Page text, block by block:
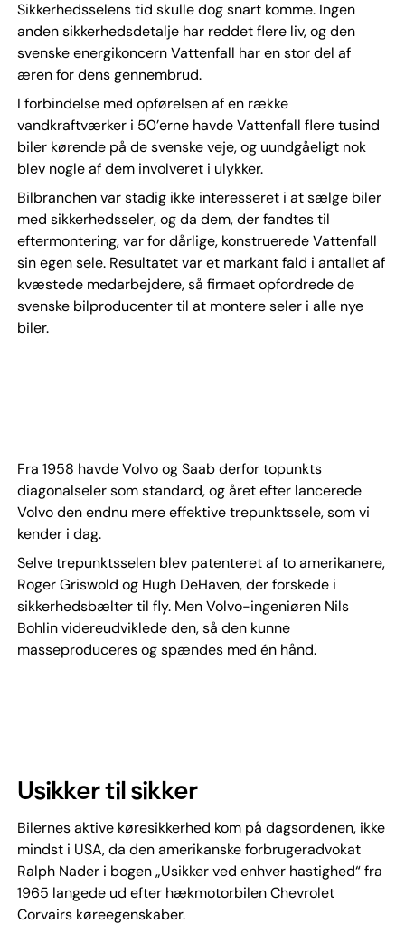
Sikkerhedsselens tid skulle dog snart komme. Ingen
anden sikkerhedsdetalje har reddet flere liv, og den
svenske energikoncern Vattenfall har en stor del af
æren for dens gennembrud.
I forbindelse med opførelsen af en række
vandkraftværker i 50’erne havde Vattenfall flere tusind
biler kørende på de svenske veje, og uundgåeligt nok
blev nogle af dem involveret i ulykker.
Bilbranchen var stadig ikke interesseret i at sælge biler
med sikkerhedsseler, og da dem, der fandtes til
eftermontering, var for dårlige, konstruerede Vattenfall
sin egen sele. Resultatet var et markant fald i antallet af
kvæstede medarbejdere, så firmaet opfordrede de
svenske bilproducenter til at montere seler i alle nye
biler.
Fra 1958 havde Volvo og Saab derfor topunkts
diagonalseler som standard, og året efter lancerede
Volvo den endnu mere effektive trepunktssele, som vi
kender i dag.
Selve trepunktsselen blev patenteret af to amerikanere,
Roger Griswold og Hugh DeHaven, der forskede i
sikkerhedsbælter til fly. Men Volvo-ingeniøren Nils
Bohlin videreudviklede den, så den kunne
masseproduceres og spændes med én hånd.
Usikker til sikker
Bilernes aktive køresikkerhed kom på dagsordenen, ikke
mindst i USA, da den amerikanske forbrugeradvokat
Ralph Nader i bogen „Usikker ved enhver hastighed“ fra
1965 langede ud efter hækmotorbilen Chevrolet
Corvairs køreegenskaber.